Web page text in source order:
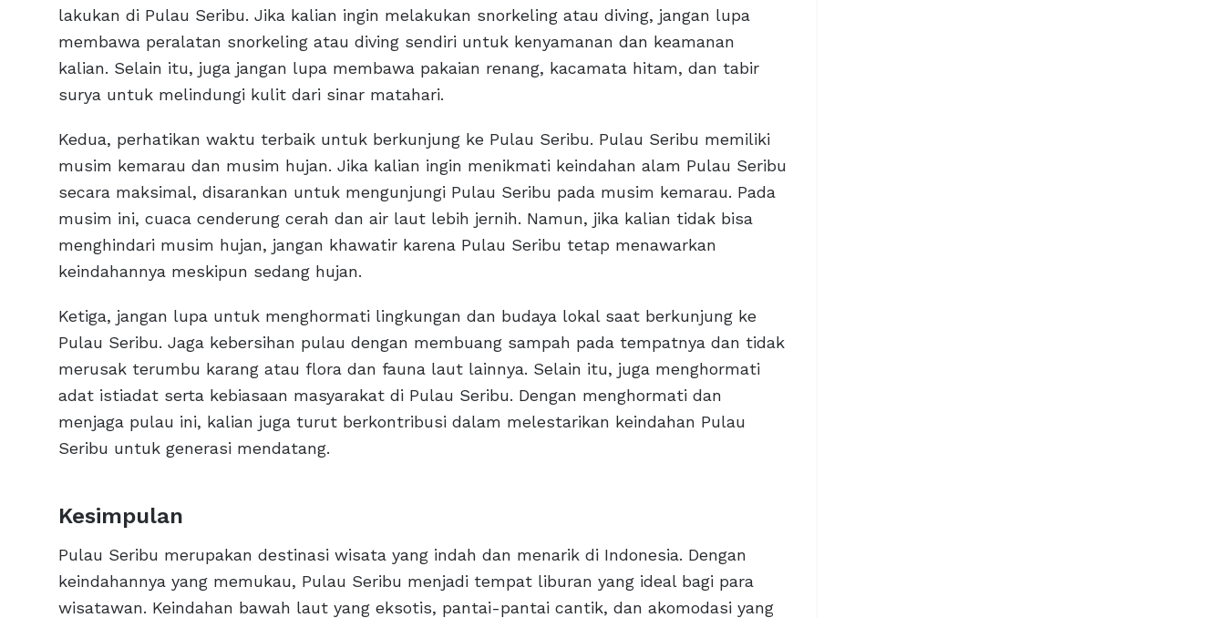
lakukan di Pulau Seribu. Jika kalian ingin melakukan snorkeling atau diving, jangan lupa
membawa peralatan snorkeling atau diving sendiri untuk kenyamanan dan keamanan
kalian. Selain itu, juga jangan lupa membawa pakaian renang, kacamata hitam, dan tabir
surya untuk melindungi kulit dari sinar matahari.
Kedua, perhatikan waktu terbaik untuk berkunjung ke Pulau Seribu. Pulau Seribu memiliki
musim kemarau dan musim hujan. Jika kalian ingin menikmati keindahan alam Pulau Seribu
secara maksimal, disarankan untuk mengunjungi Pulau Seribu pada musim kemarau. Pada
musim ini, cuaca cenderung cerah dan air laut lebih jernih. Namun, jika kalian tidak bisa
menghindari musim hujan, jangan khawatir karena Pulau Seribu tetap menawarkan
keindahannya meskipun sedang hujan.
Ketiga, jangan lupa untuk menghormati lingkungan dan budaya lokal saat berkunjung ke
Pulau Seribu. Jaga kebersihan pulau dengan membuang sampah pada tempatnya dan tidak
merusak terumbu karang atau flora dan fauna laut lainnya. Selain itu, juga menghormati
adat istiadat serta kebiasaan masyarakat di Pulau Seribu. Dengan menghormati dan
menjaga pulau ini, kalian juga turut berkontribusi dalam melestarikan keindahan Pulau
Seribu untuk generasi mendatang.
Kesimpulan
Pulau Seribu merupakan destinasi wisata yang indah dan menarik di Indonesia. Dengan
keindahannya yang memukau, Pulau Seribu menjadi tempat liburan yang ideal bagi para
wisatawan. Keindahan bawah laut yang eksotis, pantai-pantai cantik, dan akomodasi yang